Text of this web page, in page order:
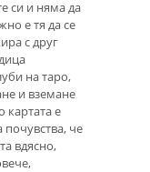
си и няма да
е тя да се
с друг
на таро,
и вземане
картата е
че
вдясно,